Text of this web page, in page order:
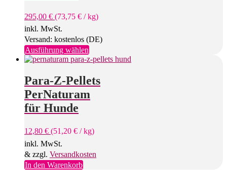
295,00 € (73,75 € /kg)
inkl. MwSt.
Versand: kostenlos (DE)
Ausführung wählenDieses
Produkt
mehrere
Varianten
auf.
auf
gewählt
Para-Z-Pellets
PerNaturam
für Hunde
12,80 € (51,20 € /kg)
inkl. MwSt.
& zzgl. Versandkosten
In den Warenkorb